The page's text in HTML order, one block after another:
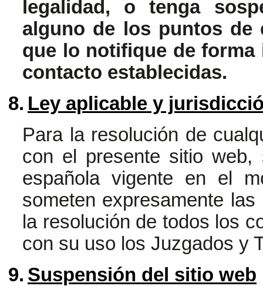
legalidad, o tenga
alguno de los puntos de
que lo notifique de forma
contacto establecidas.
8. Ley aplicable y
Para la resolución de
con el presente sitio web,
española vigente en el
someten expresamente
la resolución de todos los
con su uso los Juzgados y
9. Suspensión del sitio web